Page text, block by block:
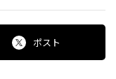
ポスト